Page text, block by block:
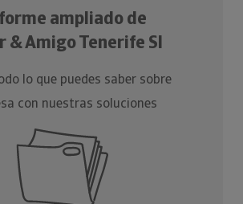
ampliado de
& Amigo Tenerife Sl
lo que puedes saber sobre
con nuestras soluciones